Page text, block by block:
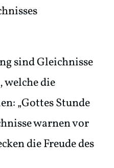
sind Gleichnisse
welche die
„Gottes Stunde
warnen vor
die Freude des